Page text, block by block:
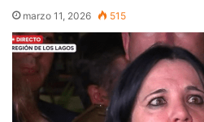
marzo 11, 2026 515